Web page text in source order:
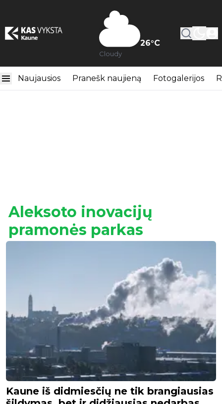
26°C
Cloudy
Naujausios Pranešk naujieną Fotogalerijos
Aleksoto inovacijų
pramonės parkas
Kaune iš didmiesčių ne tik brangiausias